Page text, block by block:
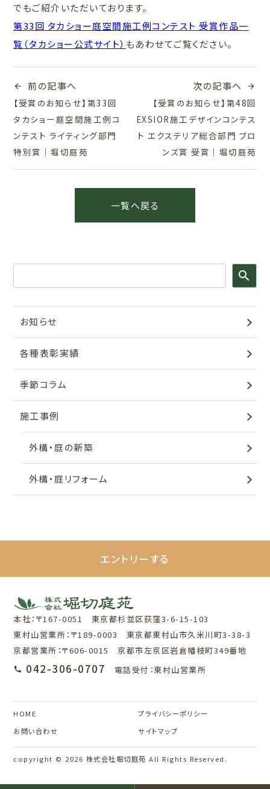
でもご紹介いただいております。
第33回 タカショー庭空間施工例コンテスト 受賞作品一
覧（タカショー公式サイト） もあわせてご覧ください。
前の記事へ
【受賞のお知らせ】第33回
タカショー庭空間施工例コ
ンテスト ライティング部門
特別賞｜堀切庭苑
次の記事へ
【受賞のお知らせ】第48回
EXSIOR施工デザインコンテス
ト エクステリア総合部門 ブロ
ンズ賞 受賞｜堀切庭苑
一覧へ戻る
search
お知らせ
各種表彰実績
季節コラム
施工事例
外構・庭の新築
外構・庭リフォーム
エントリーする
本社：〒167-0051 東京都杉並区荻窪3-6-15-103
東村山営業所：〒189-0003 東京都東村山市久米川町3-38-3
京都営業所：〒606-0015 京都市左京区岩倉幡枝町349番地
042-306-0707 電話受付：東村山営業所
HOME
お問い合わせ
プライバシーポリシー
サイトマップ
copyright © 2026 株式会社堀切庭苑 All Rights Reserved.